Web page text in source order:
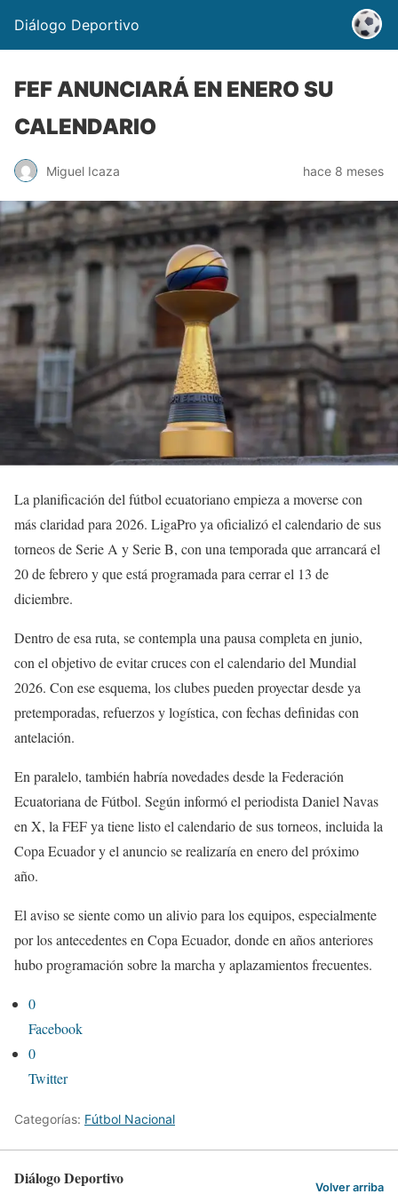
Diálogo Deportivo
FEF ANUNCIARÁ EN ENERO SU
CALENDARIO
Miguel Icaza hace 8 meses
La planificación del fútbol ecuatoriano empieza a moverse con
más claridad para 2026. LigaPro ya oficializó el calendario de sus
torneos de Serie A y Serie B, con una temporada que arrancará el
20 de febrero y que está programada para cerrar el 13 de
diciembre.
Dentro de esa ruta, se contempla una pausa completa en junio,
con el objetivo de evitar cruces con el calendario del Mundial
2026. Con ese esquema, los clubes pueden proyectar desde ya
pretemporadas, refuerzos y logística, con fechas definidas con
antelación.
En paralelo, también habría novedades desde la Federación
Ecuatoriana de Fútbol. Según informó el periodista Daniel Navas
en X, la FEF ya tiene listo el calendario de sus torneos, incluida la
Copa Ecuador y el anuncio se realizaría en enero del próximo
año.
El aviso se siente como un alivio para los equipos, especialmente
por los antecedentes en Copa Ecuador, donde en años anteriores
hubo programación sobre la marcha y aplazamientos frecuentes.
0
Facebook
0
Twitter
Categorías: Fútbol Nacional
Diálogo Deportivo Volver arriba